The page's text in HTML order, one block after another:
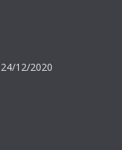
12/2020